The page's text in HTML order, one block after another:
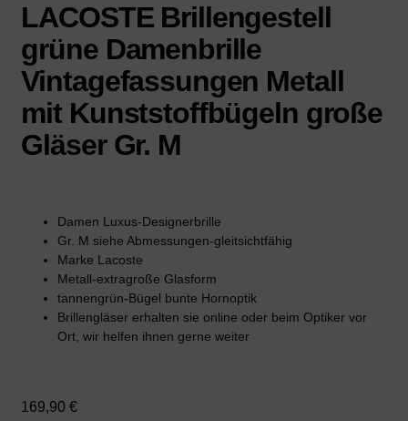
LACOSTE Brillengestell
grüne Damenbrille
Vintagefassungen Metall
mit Kunststoffbügeln große
Gläser Gr. M
Damen Luxus-Designerbrille
Gr. M siehe Abmessungen-gleitsichtfähig
Marke Lacoste
Metall-extragroße Glasform
tannengrün-Bügel bunte Hornoptik
Brillengläser erhalten sie online oder beim Optiker vor
Ort, wir helfen ihnen gerne weiter
169,90€